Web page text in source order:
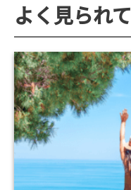
よく見られ